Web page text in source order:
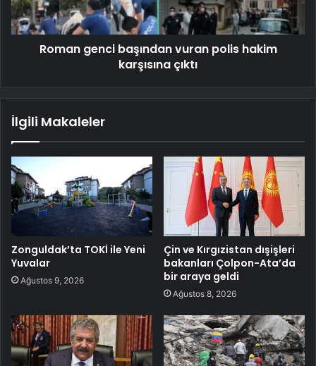
Roman genci başından vuran polis hakim
karşısına çıktı
İlgili Makaleler
Zonguldak’ta TOKİ ile Yeni
Yuvalar
Ağustos 9, 2026
Çin ve Kırgızistan dışişleri
bakanları Çolpon-Ata’da
bir araya geldi
Ağustos 8, 2026